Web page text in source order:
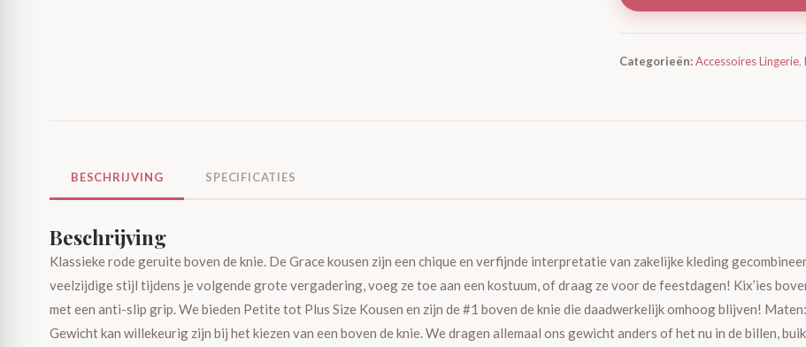
Categorieën:Accessoires Lingerie,
BESCHRIJVING SPECIFICATIES
Beschrijving
Klassieke rode geruite boven de knie. De Grace kousen zijn een chique en verfijnde interpretatie van zakelijke kleding
veelzijdige stijl tijdens je volgende grote vergadering, voeg ze toe aan een kostuum, of draag ze voor de feestdagen! Kix’ies
met een anti-slip grip. We bieden Petite tot Plus Size Kousen en zijn de #1 boven de knie die daadwerkelijk omhoog blijven!
Gewicht kan willekeurig zijn bij het kiezen van een boven de knie. We dragen allemaal ons gewicht anders of het nu in de billen,